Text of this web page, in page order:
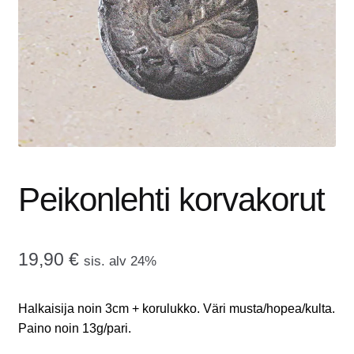
tason
valikko
OTA YHTEYTTÄ
GALLERIA
MAINOSMÖRKÖ
OSTOSKORI
valikko
Peikonlehti korvakorut
19,90 € sis. alv 24%
Halkaisija noin 3cm + korulukko. Väri musta/hopea/kulta.
Paino noin 13g/pari.